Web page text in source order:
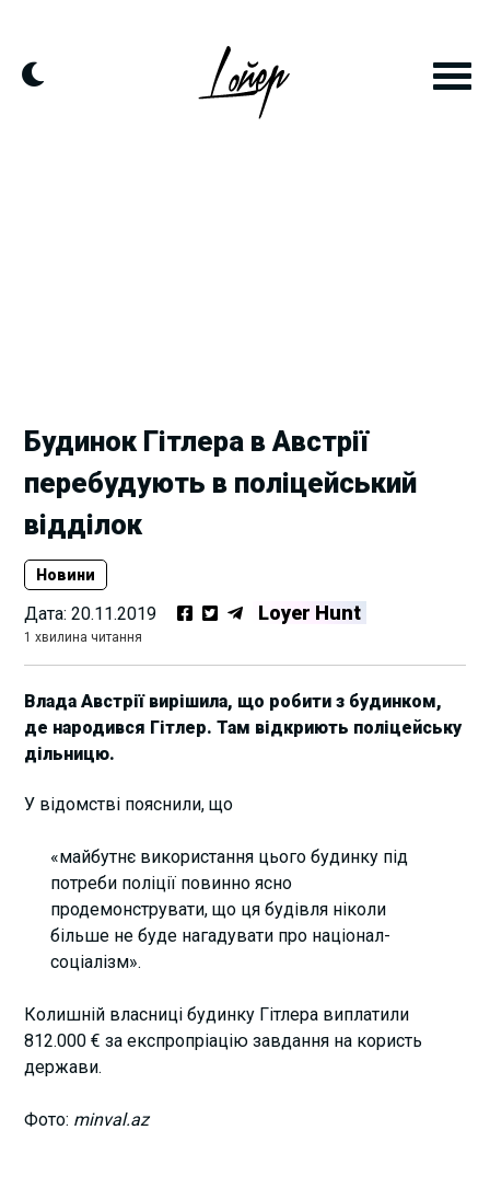
content
Будинок Гітлера в Австрії
перебудують в поліцейський
відділок
Новини
Дата:20.11.2019 Loyer Hunt
1 хвилина читання
Влада Австрії вирішила, що робити з будинком,
де народився Гітлер. Там відкриють поліцейську
дільницю.
У відомстві пояснили, що
«майбутнє використання цього будинку під
потреби поліції повинно ясно
продемонструвати, що ця будівля ніколи
більше не буде нагадувати про націонал-
соціалізм».
Колишній власниці будинку Гітлера виплатили
812.000 € за експропріацію завдання на користь
держави.
Фото: minval.az